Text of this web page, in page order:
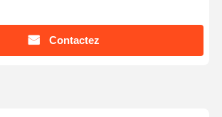
Contactez